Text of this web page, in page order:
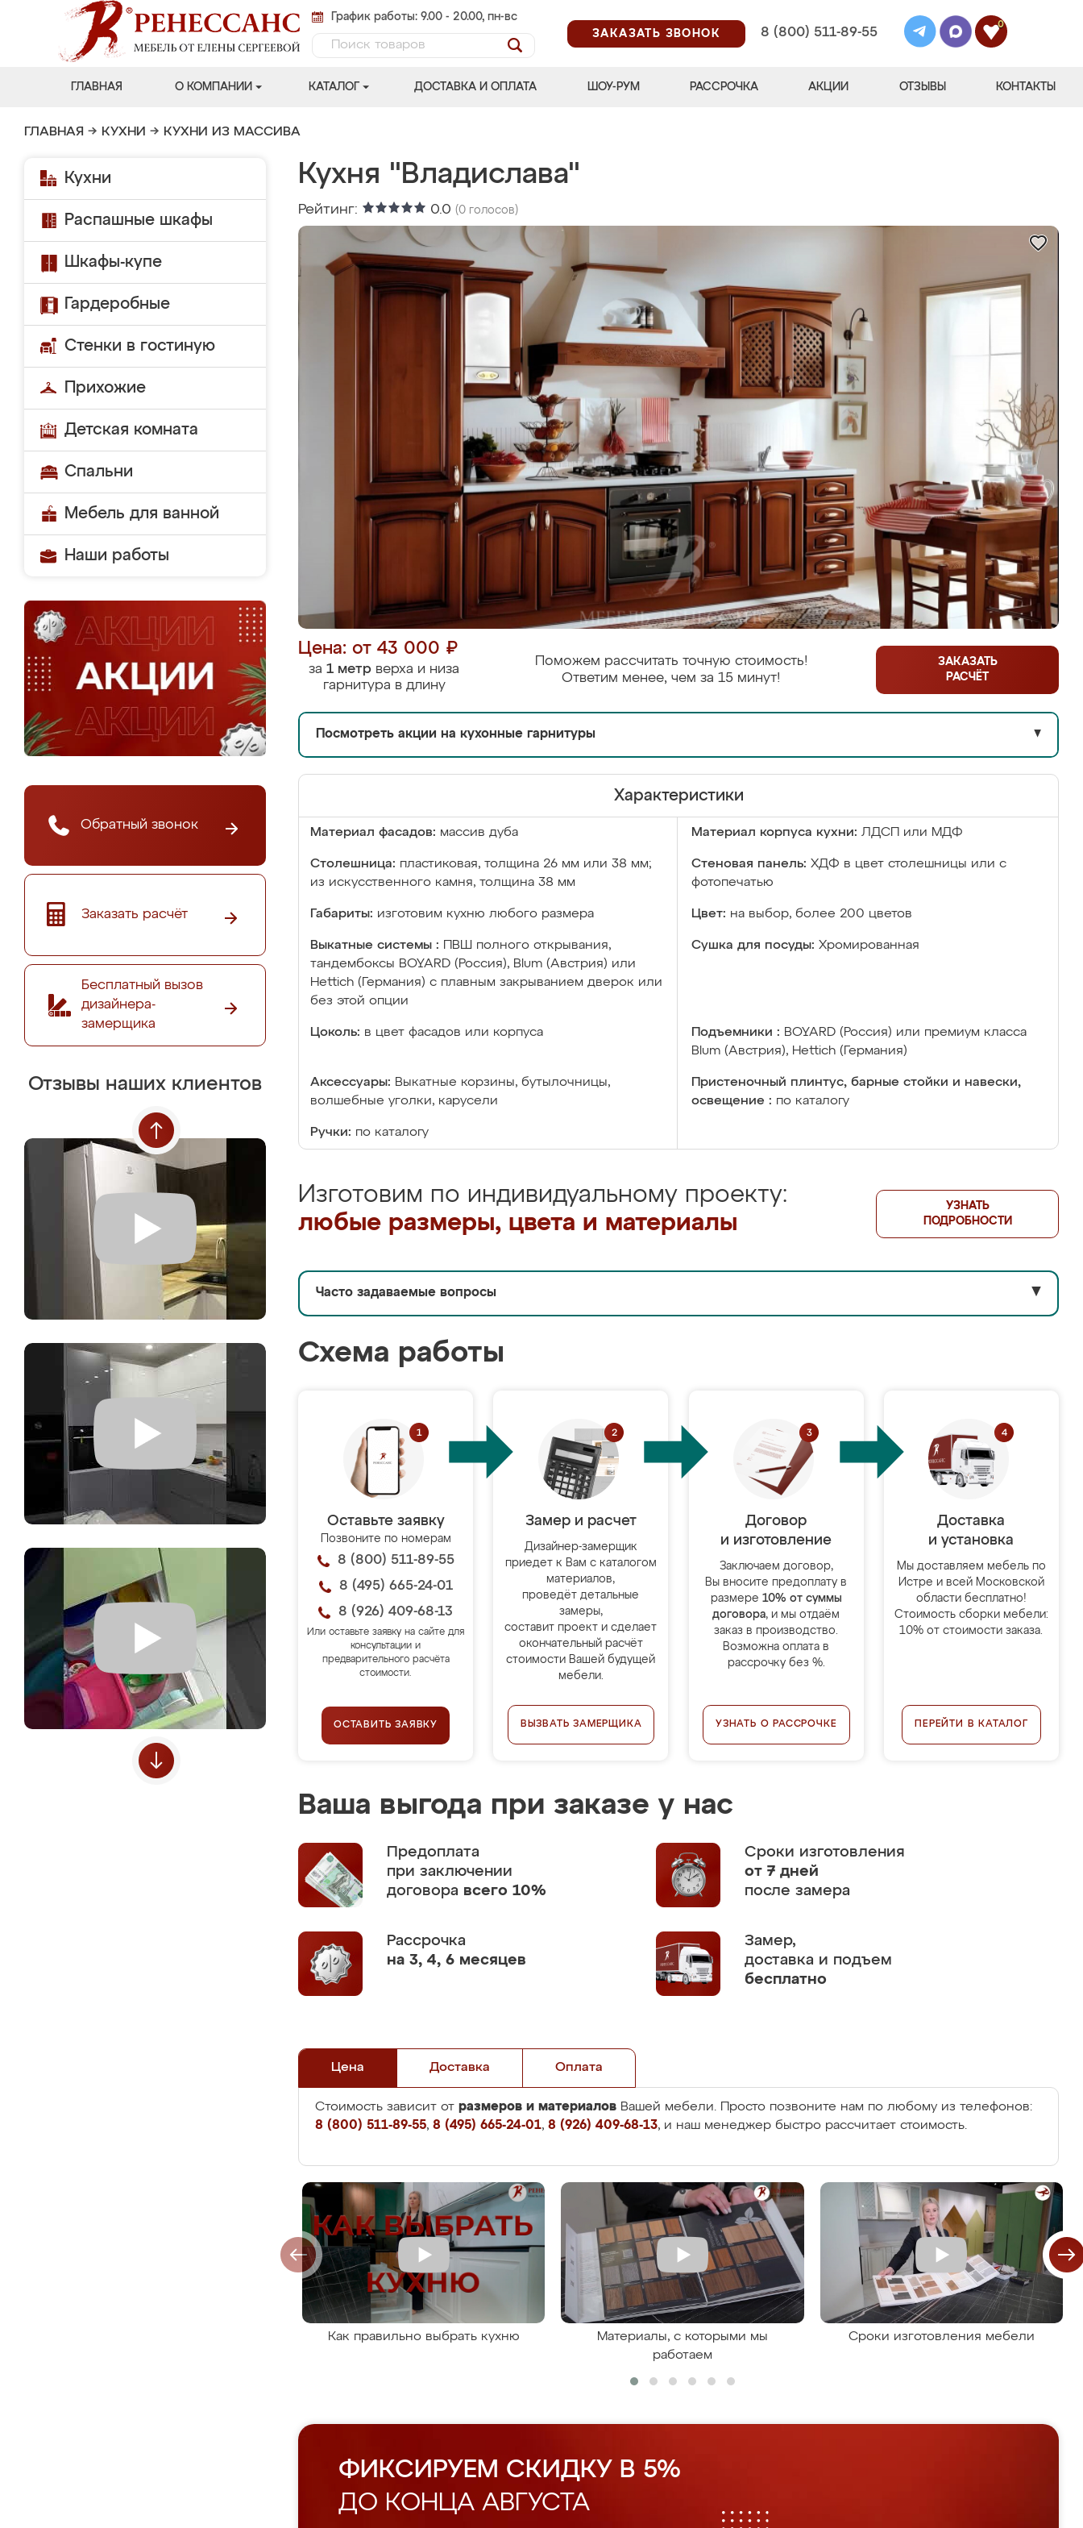
График работы: 9.00 - 20.00, пн-вс
ЗАКАЗАТЬ ЗВОНОК
8 (800) 511-89-55
0
ГЛАВНАЯ О КОМПАНИИ КАТАЛОГ ДОСТАВКА И ОПЛАТА ШОУ-РУМ РАССРОЧКА АКЦИИ ОТЗЫВЫ КОНТАКТЫ
ГЛАВНАЯ → КУХНИ → КУХНИ ИЗ МАССИВА
Кухни
Распашные шкафы
Шкафы-купе
Гардеробные
Стенки в гостиную
Прихожие
Детская комната
Спальни
Мебель для ванной
Наши работы
Обратный звонок
Заказать расчёт
Бесплатный вызов
дизайнера-
замерщика
Отзывы наших клиентов
Кухня "Владислава"
Рейтинг: 0.0 (0 голосов)
Цена: от 43 000 ₽
за 1 метр верха и низа
гарнитура в длину
Поможем рассчитать точную стоимость!
Ответим менее, чем за 15 минут!
ЗАКАЗАТЬ
РАСЧЁТ
Посмотреть акции на кухонные гарнитуры ▼
Характеристики
Материал фасадов: массив дуба Материал корпуса кухни: ЛДСП или МДФ
Столешница: пластиковая, толщина 26 мм или 38 мм;
из искусственного камня, толщина 38 мм
Стеновая панель: ХДФ в цвет столешницы или с
фотопечатью
Габариты: изготовим кухню любого размера Цвет: на выбор, более 200 цветов
Выкатные системы :
ПВШ полного открывания,
тандембоксы BOYARD (Россия), Blum (Австрия) или
Hettich (Германия) с плавным закрыванием дверок или
без этой опции
Сушка для посуды: Хромированная
Цоколь: в цвет фасадов или корпуса Подъемники : BOYARD (Россия) или премиум класса
Blum (Австрия), Hettich (Германия)
Аксессуары: Выкатные корзины, бутылочницы,
волшебные уголки, карусели
Пристеночный плинтус, барные стойки и навески,
освещение : по каталогу
Ручки: по каталогу
Изготовим по индивидуальному проекту:
любые размеры, цвета и материалы
УЗНАТЬ
ПОДРОБНОСТИ
Часто задаваемые вопросы ▼
Схема работы
Оставьте заявку
Позвоните по номерам
8 (800) 511-89-55
8 (495) 665-24-01
8 (926) 409-68-13
Или оставьте заявку на сайте для
консультации и
предварительного расчёта
стоимости.
ОСТАВИТЬ ЗАЯВКУ
Замер и расчет
Дизайнер-замерщик
приедет к Вам с каталогом
материалов,
проведёт детальные
замеры,
составит проект и сделает
окончательный расчёт
стоимости Вашей будущей
мебели.
ВЫЗВАТЬ ЗАМЕРЩИКА
Договор
и изготовление
Заключаем договор,
Вы вносите предоплату в
размере 10% от суммы
договора, и мы отдаём
заказ в производство.
Возможна оплата в
рассрочку без %.
УЗНАТЬ О РАССРОЧКЕ
Доставка
и установка
Мы доставляем мебель по
Истре и всей Московской
области бесплатно!
Стоимость сборки мебели:
10% от стоимости заказа.
ПЕРЕЙТИ В КАТАЛОГ
Ваша выгода при заказе у нас
Предоплата
при заключении
договора всего 10%
Сроки изготовления
от 7 дней
после замера
Рассрочка
на 3, 4, 6 месяцев
Замер,
доставка и подъем
бесплатно
Цена Доставка Оплата
Стоимость зависит от размеров и материалов Вашей мебели. Просто позвоните нам по любому из телефонов:
8 (800) 511-89-55, 8 (495) 665-24-01, 8 (926) 409-68-13, и наш менеджер быстро рассчитает стоимость.
Как правильно выбрать кухню
Материалы, с которыми мы
работаем
Сроки изготовления мебели
ФИКСИРУЕМ СКИДКУ В 5%
ДО КОНЦА АВГУСТА